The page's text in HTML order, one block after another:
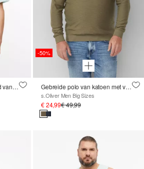
Regular fit: Zacht overhemd van een katoen-modaalmix
-50%
Gebreide polo van katoen met vlamgarenstructuur
s.Oliver Men Big Sizes
€ 24,99€ 49,99